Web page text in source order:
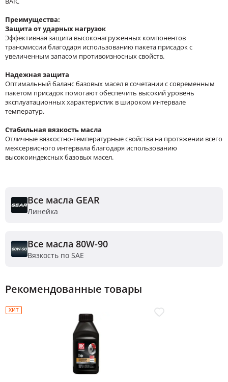
Преимущества:
Защита от ударных нагрузок
Эффективная защита высоконагруженных компонентов
трансмиссии благодаря использованию пакета присадок с
увеличенным запасом противоизносных свойств.
Надежная защита
Оптимальный баланс базовых масел в сочетании с современным
пакетом присадок помогают обеспечить высокий уровень
эксплуатационных характеристик в широком интервале
температур.
Стабильная вязкость масла
Отличные вязкостно-температурные свойства на протяжении всего
межсервисного интервала благодаря использованию
высокоиндексных базовых масел.
Все масла GEAR
Линейка
Все масла 80W-90
Вязкость по SAE
Рекомендованные товары
ХИТ